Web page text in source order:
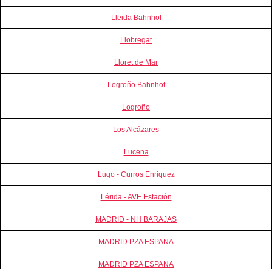
Lleida Bahnhof
Llobregat
Lloret de Mar
Logroño Bahnhof
Logroño
Los Alcázares
Lucena
Lugo - Curros Enriquez
Lérida - AVE Estación
MADRID - NH BARAJAS
MADRID PZA ESPANA
MADRID PZA ESPANA